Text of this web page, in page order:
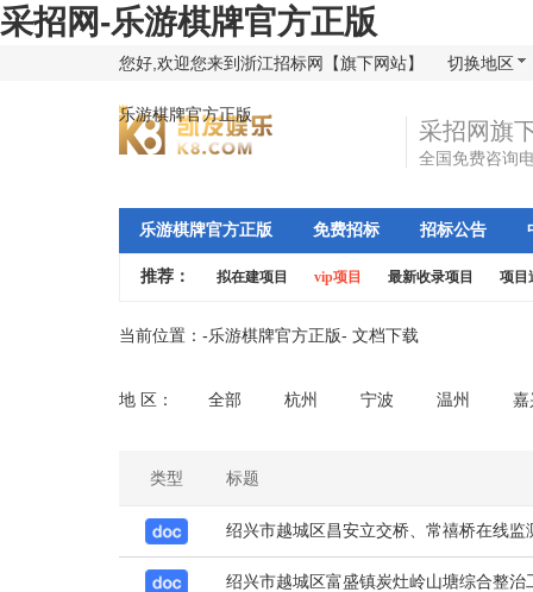
采招网-乐游棋牌官方正版
您好,欢迎您来到浙江招标网【旗下网站】 切换地区
乐游棋牌官方正版
采招网旗
全国免费咨询
乐游棋牌官方正版 免费招标 招标公告
推荐： 拟在建项目 vip项目 最新收录项目 项目
当前位置：-乐游棋牌官方正版- 文档下载
地 区： 全部 杭州 宁波 温州 嘉
类型 标题
绍兴市越城区昌安立交桥、常禧桥在线
绍兴市越城区富盛镇炭灶岭山塘综合整治